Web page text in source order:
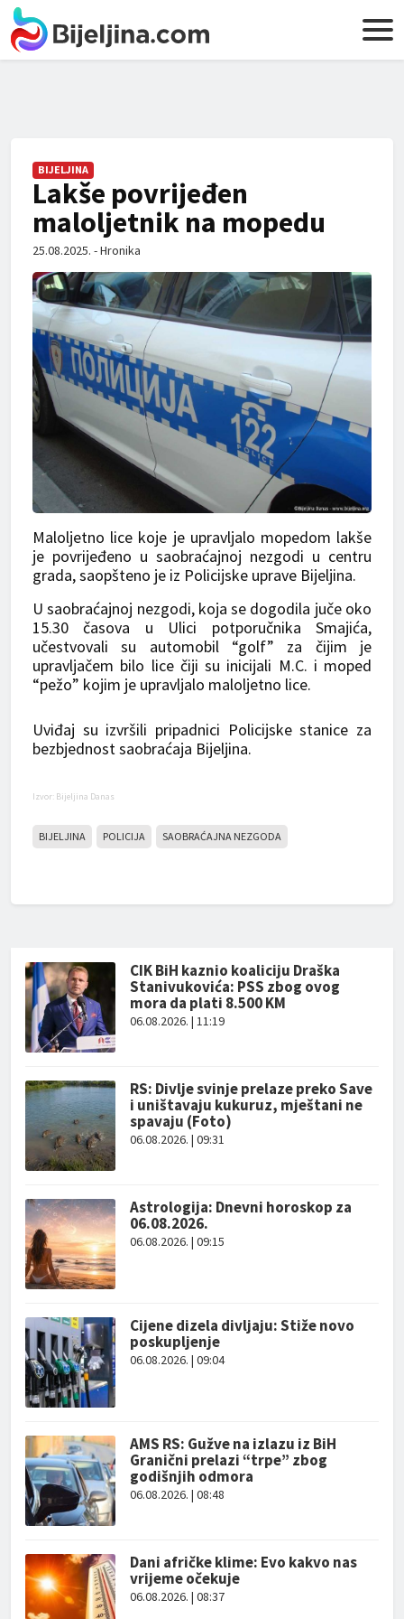
BIJELJINA
Lakše povrijeđen
maloljetnik na mopedu
25.08.2025. - Hronika
Maloljetno lice koje je upravljalo mopedom lakše
je povrijeđeno u saobraćajnoj nezgodi u centru
grada, saopšteno je iz Policijske uprave Bijeljina.
U saobraćajnoj nezgodi, koja se dogodila juče oko
15.30 časova u Ulici potporučnika Smajića,
učestvovali su automobil “golf” za čijim je
upravljačem bilo lice čiji su inicijali M.C. i moped
“pežo” kojim je upravljalo maloljetno lice.
Uviđaj su izvršili pripadnici Policijske stanice za
bezbjednost saobraćaja Bijeljina.
Izvor: Bijeljina Danas
BIJELJINA POLICIJA SAOBRAĆAJNA NEZGODA
CIK BiH kaznio koaliciju Draška
Stanivukovića: PSS zbog ovog
mora da plati 8.500 KM
06.08.2026. | 11:19
RS: Divlje svinje prelaze preko Save
i uništavaju kukuruz, mještani ne
spavaju (Foto)
06.08.2026. | 09:31
Astrologija: Dnevni horoskop za
06.08.2026.
06.08.2026. | 09:15
Cijene dizela divljaju: Stiže novo
poskupljenje
06.08.2026. | 09:04
AMS RS: Gužve na izlazu iz BiH
Granični prelazi “trpe” zbog
godišnjih odmora
06.08.2026. | 08:48
Dani afričke klime: Evo kakvo nas
vrijeme očekuje
06.08.2026. | 08:37